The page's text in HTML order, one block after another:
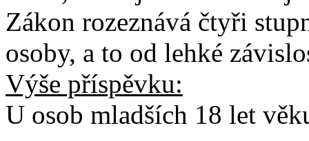
Zákon rozeznává čtyři
osoby, a to od lehké
Výše příspěvku:
U osob mladších 18 let